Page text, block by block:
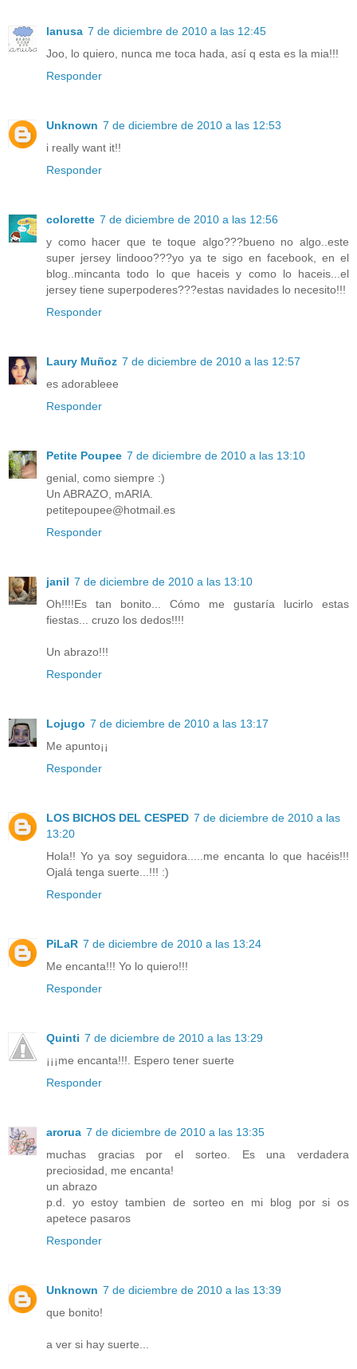
lanusa 7 de diciembre de 2010 a las 12:45
Joo, lo quiero, nunca me toca hada, así q esta es la mia!!!
Responder
Unknown 7 de diciembre de 2010 a las 12:53
i really want it!!
Responder
colorette 7 de diciembre de 2010 a las 12:56
y como hacer que te toque algo???bueno no algo..este
super jersey lindooo???yo ya te sigo en facebook, en el
blog..mincanta todo lo que haceis y como lo haceis...el
jersey tiene superpoderes???estas navidades lo necesito!!!
Responder
Laury Muñoz 7 de diciembre de 2010 a las 12:57
es adorableee
Responder
Petite Poupee 7 de diciembre de 2010 a las 13:10
genial, como siempre :)
Un ABRAZO, mARIA.
petitepoupee@hotmail.es
Responder
janil 7 de diciembre de 2010 a las 13:10
Oh!!!!Es tan bonito... Cómo me gustaría lucirlo estas
fiestas... cruzo los dedos!!!!
Un abrazo!!!
Responder
Lojugo 7 de diciembre de 2010 a las 13:17
Me apunto¡¡
Responder
LOS BICHOS DEL CESPED 7 de diciembre de 2010 a las
13:20
Hola!! Yo ya soy seguidora.....me encanta lo que hacéis!!!
Ojalá tenga suerte...!!! :)
Responder
PiLaR 7 de diciembre de 2010 a las 13:24
Me encanta!!! Yo lo quiero!!!
Responder
Quinti 7 de diciembre de 2010 a las 13:29
¡¡¡me encanta!!!. Espero tener suerte
Responder
arorua 7 de diciembre de 2010 a las 13:35
muchas gracias por el sorteo. Es una verdadera
preciosidad, me encanta!
un abrazo
p.d. yo estoy tambien de sorteo en mi blog por si os
apetece pasaros
Responder
Unknown 7 de diciembre de 2010 a las 13:39
que bonito!
a ver si hay suerte...